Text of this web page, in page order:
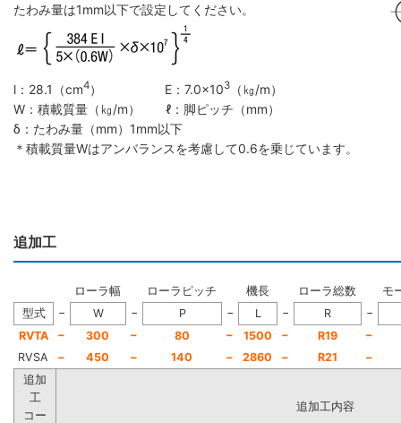
たわみ量は1mm以下で設定してください。
l：28.1（cm4） E：7.0×103
（㎏/m）
W：積載質量（㎏/m） ℓ：脚ピッチ（mm）
δ：たわみ量（mm）1mm以下
＊積載質量Wはアンバランスを考慮して0.6を乗じています。
追加工
ローラ幅 ローラピッチ 機長 ローラ総数
モ
型式
− W − P − L − R
−
RVTA
− 300 − 80 − 1500 − R19
−
RVSA
− 450 − 140 − 2860 − R21
−
追加
工
コー
追加工内容